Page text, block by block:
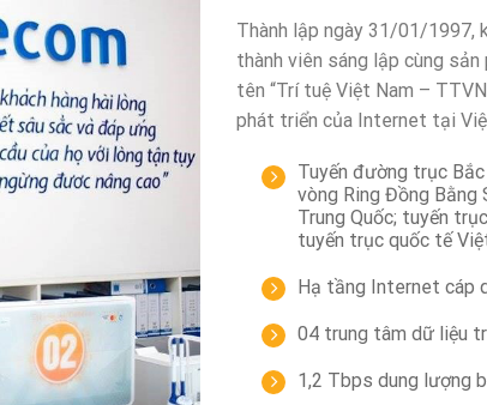
Thành lập ngày 31/01/1997,
thành viên sáng lập cùng
tên “Trí tuệ Việt Nam –
phát triển của Internet tại
Tuyến đường trục
vòng Ring Đồng Bằng
Trung Quốc; tuyến
tuyến trục quốc tế
Hạ tầng Internet cáp
04 trung tâm dữ liệu
1,2 Tbps dung lượng